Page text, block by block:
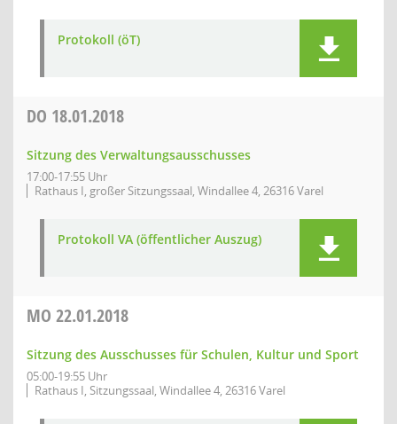
Protokoll (öT)
DO 18.01.2018
Sitzung des Verwaltungsausschusses
17:00-17:55 Uhr
Rathaus I, großer Sitzungssaal, Windallee 4, 26316 Varel
Protokoll VA (öffentlicher Auszug)
MO 22.01.2018
Sitzung des Ausschusses für Schulen, Kultur und Sport
05:00-19:55 Uhr
Rathaus I, Sitzungssaal, Windallee 4, 26316 Varel